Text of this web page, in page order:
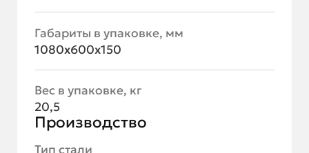
Габариты в упаковке, мм
1080х600х150
Вес в упаковке, кг
20,5
Производство
Тип стали